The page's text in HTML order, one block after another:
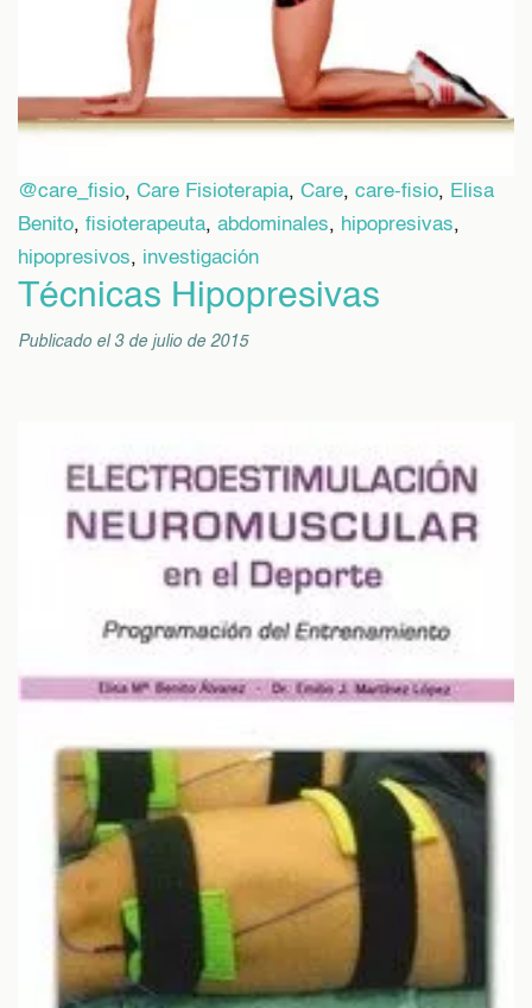
@care_fisio, Care Fisioterapia, Care, care-fisio, Elisa
Benito, fisioterapeuta, abdominales, hipopresivas,
hipopresivos, investigación
Técnicas Hipopresivas
Publicado el 3 de julio de 2015